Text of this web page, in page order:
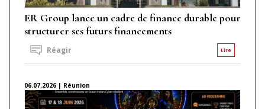
ER Group lance un cadre de finance durable pour
structurer ses futurs financements
Lire
Réagir
06.07.2026 | Réunion